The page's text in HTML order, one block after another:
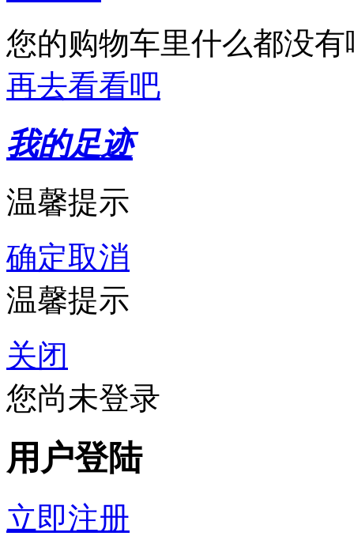
您的购物车里什么都没有
再去看看吧
我的足迹
温馨提示
确定取消
温馨提示
关闭
您尚未登录
用户登陆
立即注册